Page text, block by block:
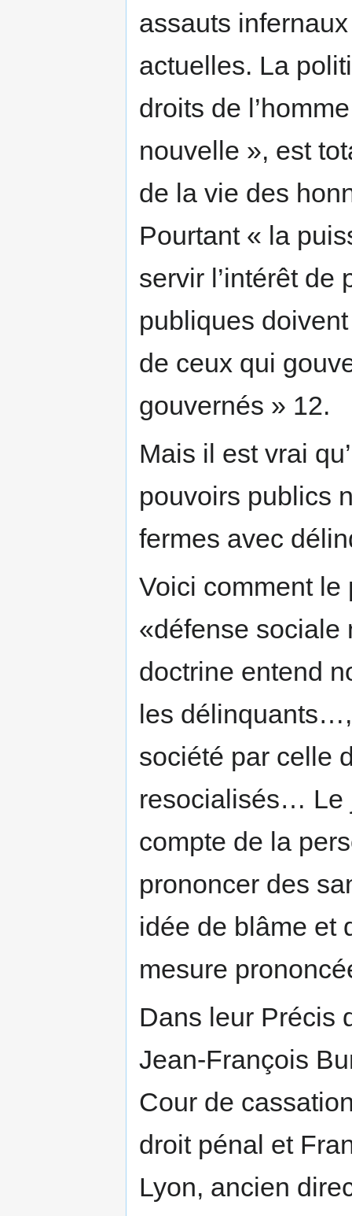
assauts
actuelles. La
droits de
nouvelle », est
de la vie des
Pourtant « la
servir l’intérêt de
publiques
de ceux qui
gouvernés » 12.
Mais il est vrai
pouvoirs publics
fermes avec
Voici comment le
«défense sociale
doctrine entend
les
société par celle
resocialisés… Le
compte de la
prononcer des
idée de blâme et
mesure
Dans leur Précis
Jean-François
Cour de
droit pénal et
Lyon, ancien